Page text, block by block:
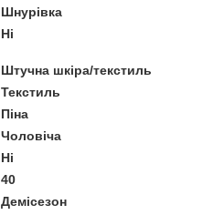
Шнурівка
Ні
Штучна шкіра/текстиль
Текстиль
Піна
Чоловіча
Ні
40
Демісезон